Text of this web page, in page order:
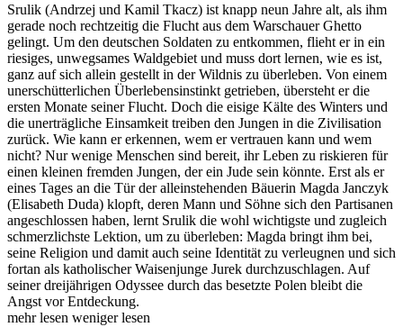
Srulik (Andrzej und Kamil Tkacz) ist knapp neun Jahre alt, als ihm
gerade noch rechtzeitig die Flucht aus dem Warschauer Ghetto
gelingt. Um den deutschen Soldaten zu entkommen, flieht er in ein
riesiges, unwegsames Waldgebiet und muss dort lernen, wie es ist,
ganz auf sich allein gestellt in der Wildnis zu überleben. Von einem
unerschütterlichen Überlebensinstinkt getrieben, übersteht er die
ersten Monate seiner Flucht. Doch die eisige Kälte des Winters und
die unerträgliche Einsamkeit treiben den Jungen in die Zivilisation
zurück. Wie kann er erkennen, wem er vertrauen kann und wem
nicht? Nur wenige Menschen sind bereit, ihr Leben zu riskieren für
einen kleinen fremden Jungen, der ein Jude sein könnte. Erst als er
eines Tages an die Tür der alleinstehenden Bäuerin Magda Janczyk
(Elisabeth Duda) klopft, deren Mann und Söhne sich den Partisanen
angeschlossen haben, lernt Srulik die wohl wichtigste und zugleich
schmerzlichste Lektion, um zu überleben: Magda bringt ihm bei,
seine Religion und damit auch seine Identität zu verleugnen und sich
fortan als katholischer Waisenjunge Jurek durchzuschlagen. Auf
seiner dreijährigen Odyssee durch das besetzte Polen bleibt die
Angst vor Entdeckung.
mehr lesen weniger lesen